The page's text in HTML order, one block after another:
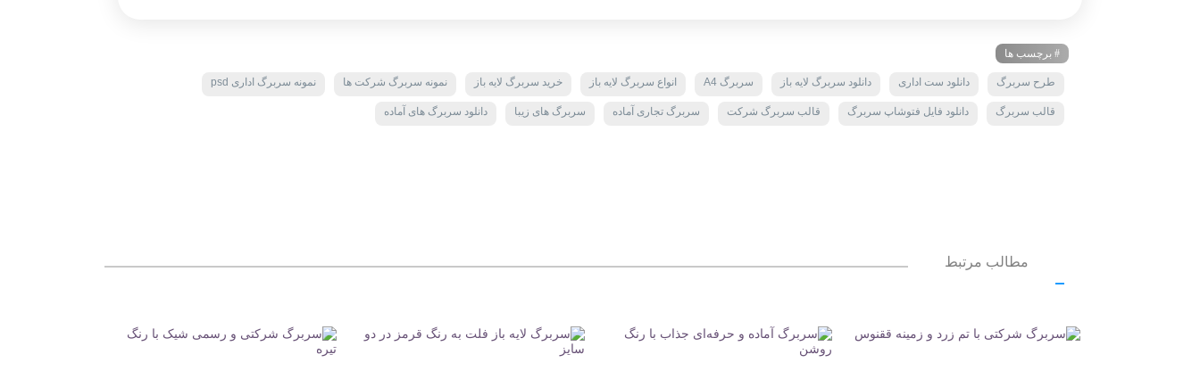
# برچسب ها
طرح سربرگ دانلود ست اداری دانلود سربرگ لایه باز سربرگ A4 انواع سربرگ لایه باز خرید سربرگ لایه باز نمونه سربرگ شرکت ها نمونه سربرگ اداری psd
قالب سربرگ دانلود فایل فتوشاپ سربرگ قالب سربرگ شرکت سربرگ تجاری آماده سربرگ های زیبا دانلود سربرگ های آماده
مطالب مرتبط